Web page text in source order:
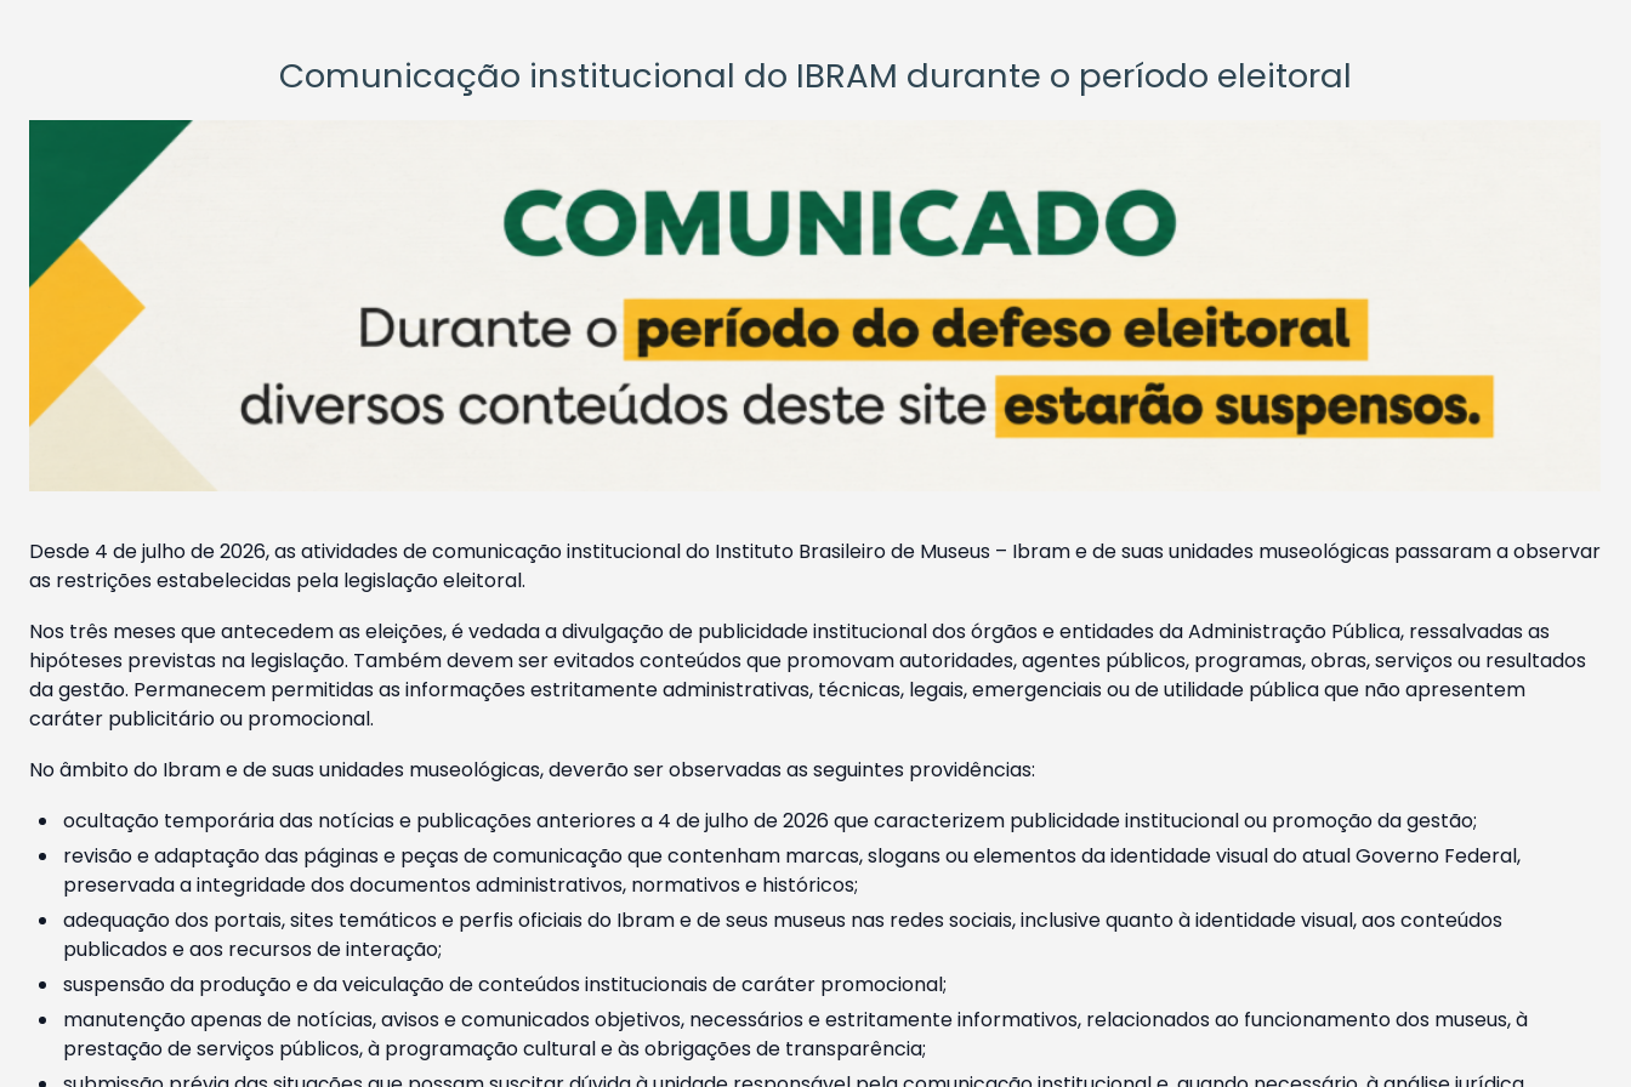
Comunicação institucional do IBRAM durante o período eleitoral
Desde 4 de julho de 2026, as atividades de comunicação institucional do Instituto Brasileiro de Museus – Ibram e de suas unidades museológicas passaram a observar
as restrições estabelecidas pela legislação eleitoral.
Nos três meses que antecedem as eleições, é vedada a divulgação de publicidade institucional dos órgãos e entidades da Administração Pública, ressalvadas as
hipóteses previstas na legislação. Também devem ser evitados conteúdos que promovam autoridades, agentes públicos, programas, obras, serviços ou resultados
da gestão. Permanecem permitidas as informações estritamente administrativas, técnicas, legais, emergenciais ou de utilidade pública que não apresentem
caráter publicitário ou promocional.
No âmbito do Ibram e de suas unidades museológicas, deverão ser observadas as seguintes providências:
ocultação temporária das notícias e publicações anteriores a 4 de julho de 2026 que caracterizem publicidade institucional ou promoção da gestão;
revisão e adaptação das páginas e peças de comunicação que contenham marcas, slogans ou elementos da identidade visual do atual Governo Federal,
preservada a integridade dos documentos administrativos, normativos e históricos;
adequação dos portais, sites temáticos e perfis oficiais do Ibram e de seus museus nas redes sociais, inclusive quanto à identidade visual, aos conteúdos
publicados e aos recursos de interação;
suspensão da produção e da veiculação de conteúdos institucionais de caráter promocional;
manutenção apenas de notícias, avisos e comunicados objetivos, necessários e estritamente informativos, relacionados ao funcionamento dos museus, à
prestação de serviços públicos, à programação cultural e às obrigações de transparência;